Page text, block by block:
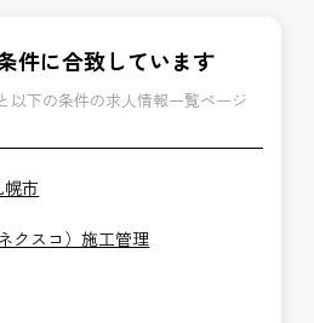
件に合致しています
下の条件の求人情報一覧ページ
幌市
クスコ）施工管理